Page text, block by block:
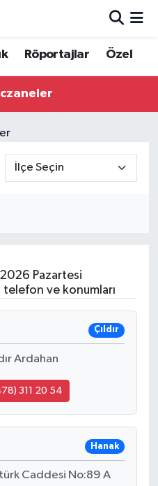
Röportajlar Özel
Pazartesi
ve konumları
Çıldır
Ardahan
311 20 54
Hanak
Caddesi No:89 A